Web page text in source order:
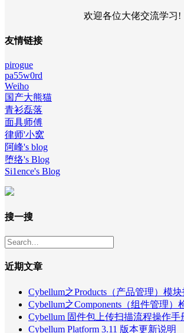
欢迎各位大佬交流学习!
友情链接
pirogue
pa55w0rd
Weiho
国产大熊猫
青衫磊落
面具师傅
律师'小窝
阿峰's blog
堕络's Blog
Si1ence's Blog
搜一搜
近期文章
Cybellum之Products（产品管理）模
Cybellum之Components（组件管理
Cybellum 固件包上传扫描流程操作手
Cybellum Platform 3.11 版本更新说明